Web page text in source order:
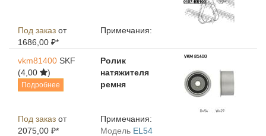
Под заказ от
1686,00 ₽*
Примечания:
vkm81400 SKF
(4,00
)
Подробнее
Ролик
натяжителя
ремня
Под заказ от
2075,00 ₽*
Примечания:
Модель EL54